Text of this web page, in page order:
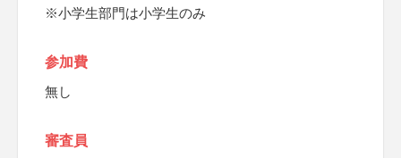
※小学生部門は小学生のみ
参加費
無し
審査員